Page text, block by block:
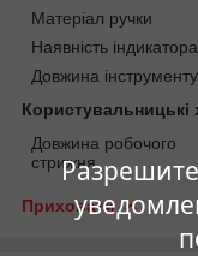
Матеріал ручки
Наявність індикатора
Довжина інструменту
Користувальницькі
Довжина робочого
стрижня
Приховати